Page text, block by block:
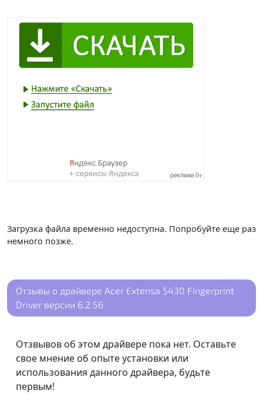
Загрузка файла временно недоступна. Попробуйте еще раз
немного позже.
Отзывы о драйвере Acer Extensa 5430 Fingerprint
Driver версии 6.2.56
Отзвывов об этом драйвере пока нет. Оставьте
свое мнение об опыте установки или
использования данного драйвера, будьте
первым!